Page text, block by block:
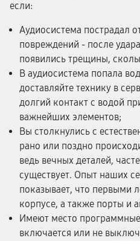
если:
Аудиосистема пострадал
повреждений - после
появились трещины,
В аудиосистема попала
доставляйте технику в
долгий контакт с водой
важнейших элементов;
Вы столкнулись с
рано или поздно
ведь вечных деталей,
существует. Опыт наших
показывает, что первыми
корпусе, а также порты и
Имеют место
включается или не